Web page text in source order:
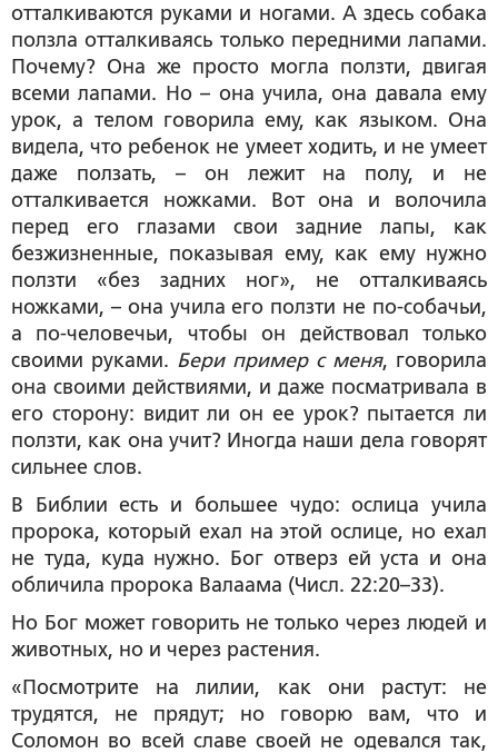
отталкиваются руками и ногами. А здесь собака
ползла отталкиваясь только передними лапами.
Почему? Она же просто могла ползти, двигая
всеми лапами. Но – она учила, она давала ему
урок, а телом говорила ему, как языком. Она
видела, что ребенок не умеет ходить, и не умеет
даже ползать, – он лежит на полу, и не
отталкивается ножками. Вот она и волочила
перед его глазами свои задние лапы, как
безжизненные, показывая ему, как ему нужно
ползти «без задних ног», не отталкиваясь
ножками, – она учила его ползти не по-собачьи,
а по-человечьи, чтобы он действовал только
своими руками. Бери пример с меня, говорила
она своими действиями, и даже посматривала в
его сторону: видит ли он ее урок? пытается ли
ползти, как она учит? Иногда наши дела говорят
сильнее слов.
В Библии есть и большее чудо: ослица учила
пророка, который ехал на этой ослице, но ехал
не туда, куда нужно. Бог отверз ей уста и она
обличила пророка Валаама (Числ. 22:20–33).
Но Бог может говорить не только через людей и
животных, но и через растения.
«Посмотрите на лилии, как они растут: не
трудятся, не прядут; но говорю вам, что и
Соломон во всей славе своей не одевался так,